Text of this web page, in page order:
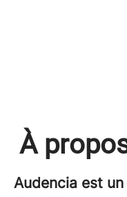
À
Audencia est